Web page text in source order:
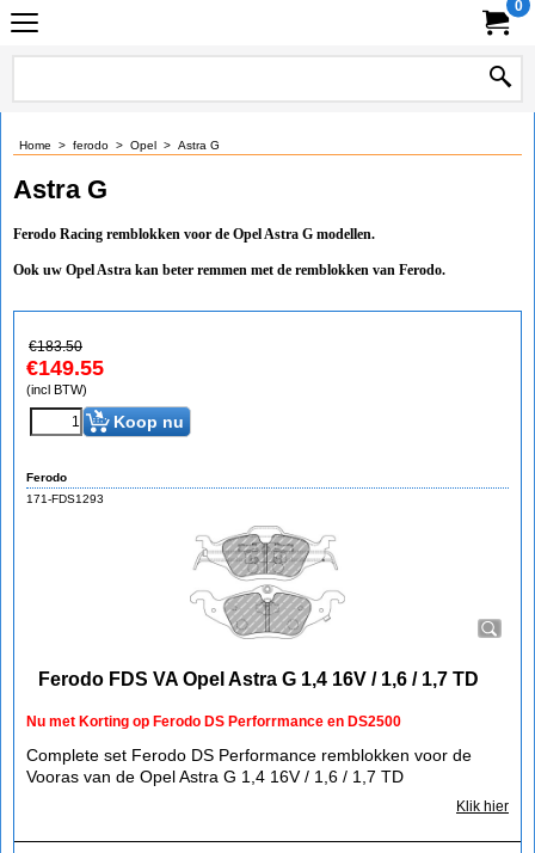
0
Home > ferodo > Opel > Astra G
Astra G
Ferodo Racing remblokken voor de Opel Astra G modellen.
Ook uw Opel Astra kan beter remmen met de remblokken van Ferodo.
€183.50
€149.55
(incl BTW)
Koop nu
Ferodo
171-FDS1293
Ferodo FDS VA Opel Astra G 1,4 16V / 1,6 / 1,7 TD
Nu met Korting op Ferodo DS Perforrmance en DS2500
Complete set Ferodo DS Performance remblokken voor de
Vooras van de Opel Astra G 1,4 16V / 1,6 / 1,7 TD
Klik hier